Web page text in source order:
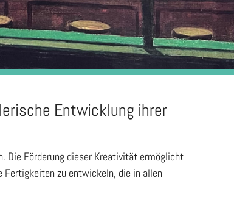
Entwicklung ihrer
Die Förderung dieser Kreativität ermöglicht
Fertigkeiten zu entwickeln, die in allen